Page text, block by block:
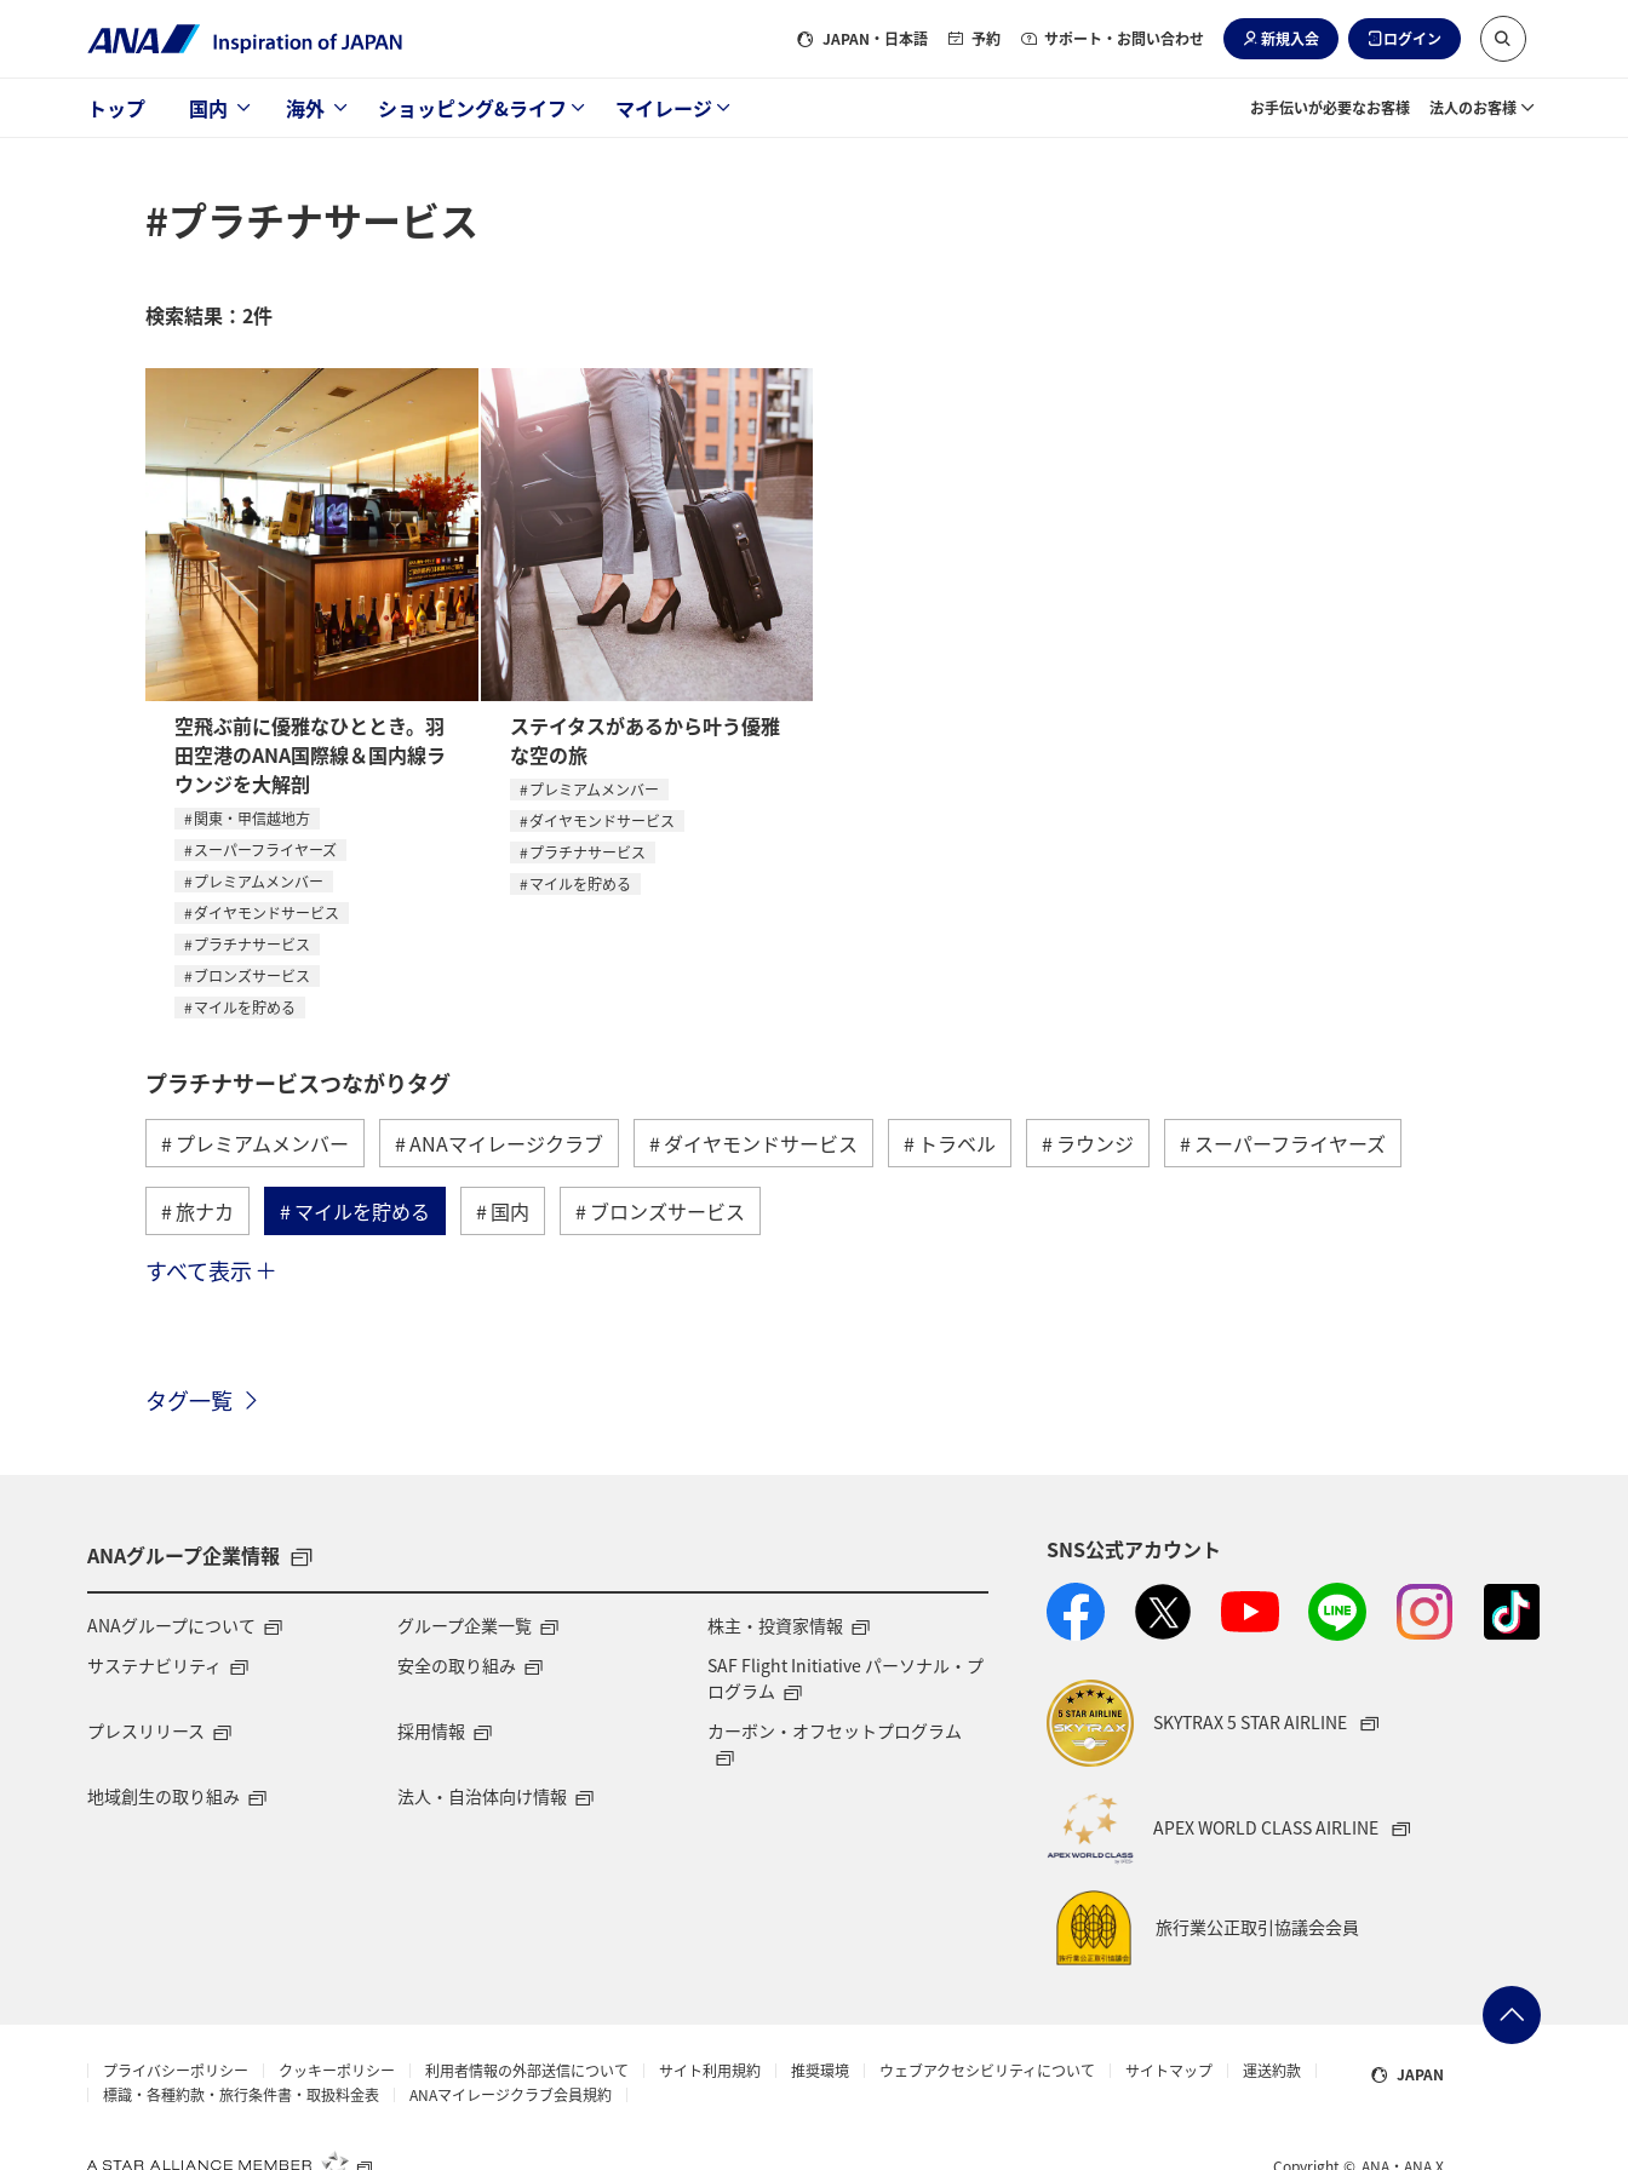
JAPAN ・日本語 予約 サポート・お問い合わせ 新規入会 ログイン
トップ 国内 海外 ショッピング&ライフ マイレージ お手伝いが必要なお客様 法人のお客様
#プラチナサービス
検索結果：2件
空飛ぶ前に優雅なひととき。羽
田空港のANA国際線＆国内線ラ
ウンジを大解剖
関東・甲信越地方
スーパーフライヤーズ
プレミアムメンバー
ダイヤモンドサービス
プラチナサービス
ブロンズサービス
マイルを貯める
ステイタスがあるから叶う優雅
な空の旅
プレミアムメンバー
ダイヤモンドサービス
プラチナサービス
マイルを貯める
プラチナサービスつながりタグ
プレミアムメンバー ANAマイレージクラブ ダイヤモンドサービス トラベル ラウンジ スーパーフライヤーズ
旅ナカ マイルを貯める 国内 ブロンズサービス
海外
すべて表示
タグ一覧
ANAグループ企業情報
ANAグループについて グループ企業一覧
株主・投資家情報
サステナビリティ
安全の取り組み
SAF Flight Initiative パーソナル・プ
ログラム
プレスリリース
採用情報 カーボン・オフセットプログラム
地域創生の取り組み 法人・自治体向け情報
SNS公式アカウント
SKYTRAX 5 STAR AIRLINE
APEX WORLD CLASS AIRLINE
旅行業公正取引協議会会員
プライバシーポリシー クッキーポリシー 利用者情報の外部送信について サイト利用規約 推奨環境 ウェブアクセシビリティについて サイトマップ
運送約款
標識・各種約款・旅行条件書・取扱料金表
ANAマイレージクラブ会員規約
JAPAN
Copyright © ANA・ANA X